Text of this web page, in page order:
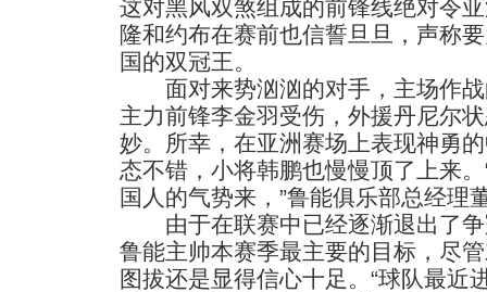
这对黑风双煞组成的前锋线绝对令
隆和约布在赛前也信誓旦旦，声称
国的双冠王。
面对来势汹汹的对手，主场作战
主力前锋李金羽受伤，外援丹尼尔
妙。所幸，在亚洲赛场上表现神勇
态不错，小将韩鹏也慢慢顶了上来
国人的气势来，”鲁能俱乐部总经理
由于在联赛中已经逐渐退出了争
鲁能主帅本赛季最主要的目标，尽
图拔还是显得信心十足。“球队最近